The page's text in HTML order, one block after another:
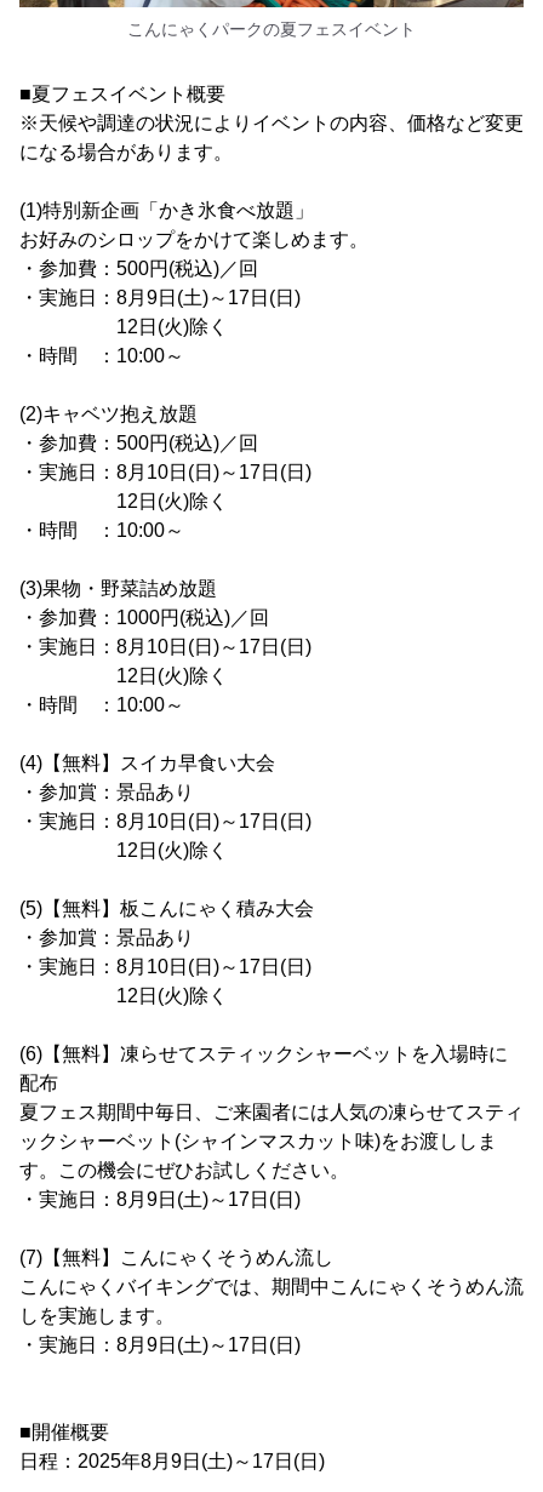
こんにゃくパークの夏フェスイベント
■夏フェスイベント概要
※天候や調達の状況によりイベントの内容、価格など変更
になる場合があります。
(1)特別新企画「かき氷食べ放題」
お好みのシロップをかけて楽しめます。
・参加費：500円(税込)／回
・実施日：8月9日(土)～17日(日)
12日(火)除く
・時間 ：10:00～
(2)キャベツ抱え放題
・参加費：500円(税込)／回
・実施日：8月10日(日)～17日(日)
12日(火)除く
・時間 ：10:00～
(3)果物・野菜詰め放題
・参加費：1000円(税込)／回
・実施日：8月10日(日)～17日(日)
12日(火)除く
・時間 ：10:00～
(4)【無料】スイカ早食い大会
・参加賞：景品あり
・実施日：8月10日(日)～17日(日)
12日(火)除く
(5)【無料】板こんにゃく積み大会
・参加賞：景品あり
・実施日：8月10日(日)～17日(日)
12日(火)除く
(6)【無料】凍らせてスティックシャーベットを入場時に
配布
夏フェス期間中毎日、ご来園者には人気の凍らせてスティ
ックシャーベット(シャインマスカット味)をお渡ししま
す。この機会にぜひお試しください。
・実施日：8月9日(土)～17日(日)
(7)【無料】こんにゃくそうめん流し
こんにゃくバイキングでは、期間中こんにゃくそうめん流
しを実施します。
・実施日：8月9日(土)～17日(日)
■開催概要
日程：2025年8月9日(土)～17日(日)